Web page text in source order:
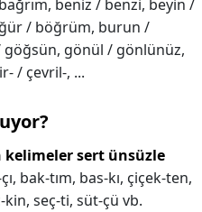
bağrım, beniz / benzi, beyin /
/ böğrüm, burun /
gönül / gönlünüz,
/ çevril-, ...
sert ünsüzle
bak-tım, bas-kı, çiçek-ten,
seç-ti, süt-çü vb.